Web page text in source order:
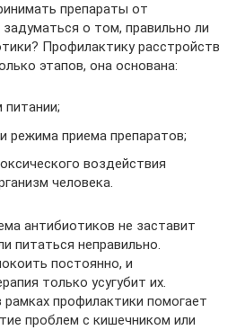
препараты от
о том, правильно ли
Профилактику расстройств
этапов, она основана:
питании;
режима приема препаратов;
воздействия
человека.
антибиотиков не заставит
питаться неправильно.
постоянно, и
только усугубит их.
рамках профилактики помогает
проблем с кишечником или